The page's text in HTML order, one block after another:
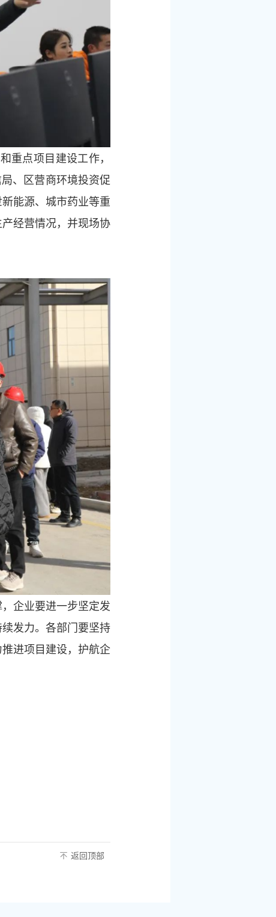
点项目建设工作，
、区营商环境投资促
能源、城市药业等重
经营情况，并现场协
企业要进一步坚定发
发力。各部门要坚持
进项目建设，护航企
返回顶部